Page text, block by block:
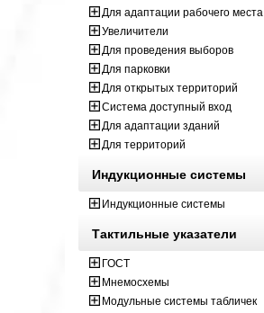
Для адаптации рабочего места
Увеличители
Для проведения выборов
Для парковки
Для открытых территорий
Система доступный вход
Для адаптации зданий
Для территорий
Индукционные системы
Индукционные системы
Тактильные указатели
ГОСТ
Мнемосхемы
Модульные системы табличек